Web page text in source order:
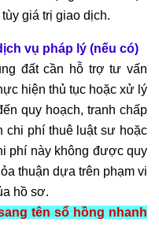
giá trị giao dịch.
vụ pháp lý (nếu có)
đất cần hỗ trợ tư vấn
hiện thủ tục hoặc xử lý
quy hoạch, tranh chấp
chi phí thuê luật sư hoặc
phí này không được quy
thuận dựa trên phạm vi
hồ sơ.
tên sổ hồng nhanh